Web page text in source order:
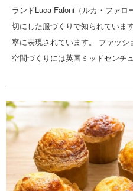
ランドLuca Faloni（ルカ・ファ
切にした服づくりで知られていま
寧に表現されています。 ファッシ
空間づくりには英国ミッドセンチ